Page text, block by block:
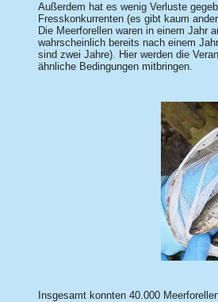
Außerdem hat es wenig Verluste
Fresskonkurrenten (es gibt kaum
Die Meerforellen waren in einem Jahr
wahrscheinlich bereits nach einem
sind zwei Jahre). Hier werden die
ähnliche Bedingungen mitbringen.
Insgesamt konnten 40.000